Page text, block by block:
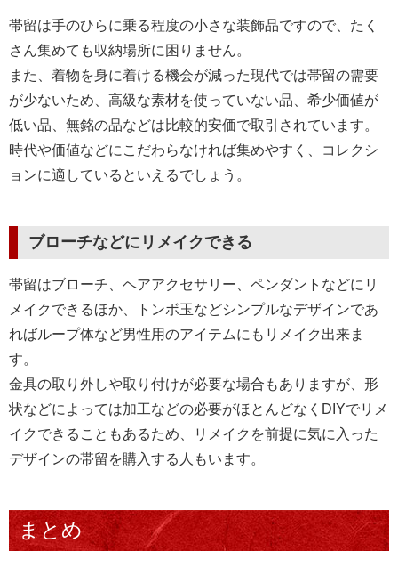
帯留は手のひらに乗る程度の小さな装飾品ですので、たく
さん集めても収納場所に困りません。
また、着物を身に着ける機会が減った現代では帯留の需要
が少ないため、高級な素材を使っていない品、希少価値が
低い品、無銘の品などは比較的安価で取引されています。
時代や価値などにこだわらなければ集めやすく、コレクシ
ョンに適しているといえるでしょう。
ブローチなどにリメイクできる
帯留はブローチ、ヘアアクセサリー、ペンダントなどにリ
メイクできるほか、トンボ玉などシンプルなデザインであ
ればループ体など男性用のアイテムにもリメイク出来ま
す。
金具の取り外しや取り付けが必要な場合もありますが、形
状などによっては加工などの必要がほとんどなくDIYでリメ
イクできることもあるため、リメイクを前提に気に入った
デザインの帯留を購入する人もいます。
まとめ